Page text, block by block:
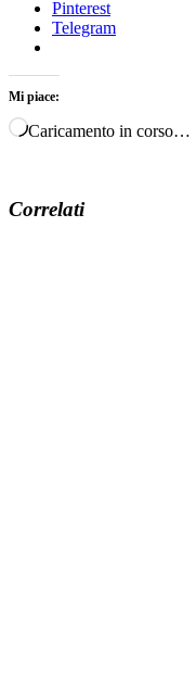
Pinterest
Telegram
Mi piace:
Caricamento in corso…
Correlati